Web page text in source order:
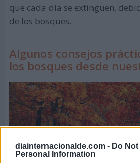
diainternacionalde.com - Do
Personal Information
que cada día se extinguen,
de los bosques.
Algunos consejos
los bosques desde